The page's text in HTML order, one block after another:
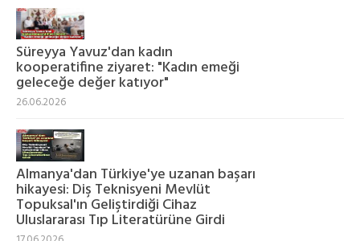
Süreyya Yavuz'dan kadın
kooperatifine ziyaret: "Kadın emeği
geleceğe değer katıyor"
26.06.2026
Almanya'dan Türkiye'ye uzanan başarı
hikayesi: Diş Teknisyeni Mevlüt
Topuksal'ın Geliştirdiği Cihaz
Uluslararası Tıp Literatürüne Girdi